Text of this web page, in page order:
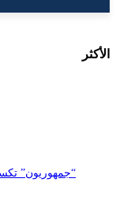
“جمهوريون” تكساس